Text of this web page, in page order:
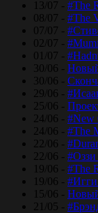
13/07 - #The
08/07 - #The
07/07 -
02/07 -
01/07 -
30/06 -
30/06 -
29/06 -
25/06 -
24/06 - #New
24/06 - #The
22/06 -
22/06 - #Оззи
19/06 - #The
19/06 -
15/06 - Новый
21/05 -